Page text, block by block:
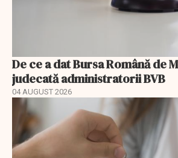
De ce a dat Bursa Română de
judecată administratorii BVB
04 AUGUST 2026